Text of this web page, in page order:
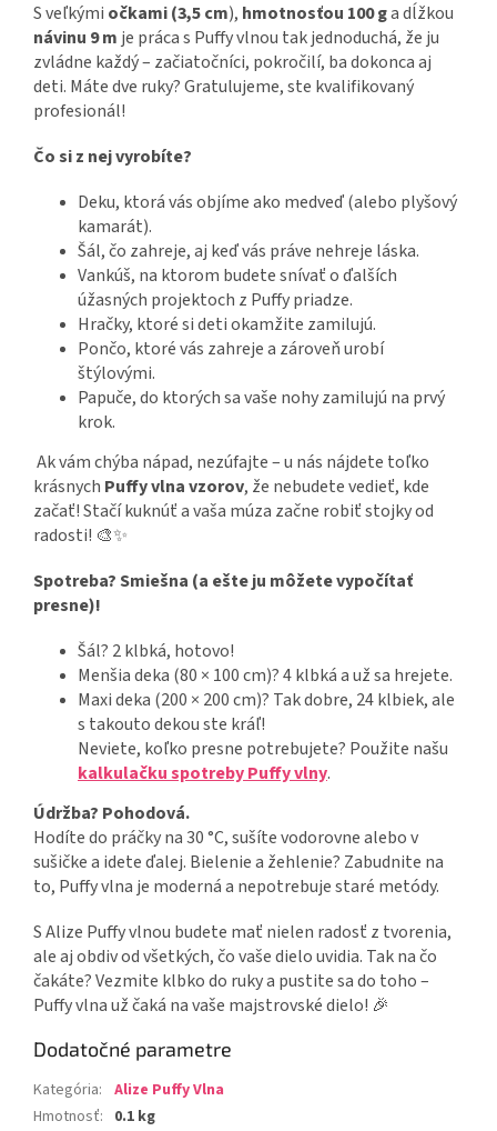
S veľkými očkami (3,5 cm), hmotnosťou 100 ga dĺžkou
návinu 9 mje práca s Puffy vlnou tak jednoduchá, že ju
zvládne každý – začiatočníci, pokročilí, ba dokonca aj
deti. Máte dve ruky? Gratulujeme, ste kvalifikovaný
profesionál!
Čo si z nej vyrobíte?
Deku, ktorá vás objíme ako medveď (alebo plyšový
kamarát).
Šál, čo zahreje, aj keď vás práve nehreje láska.
Vankúš, na ktorom budete snívať o ďalších
úžasných projektoch z Puffy priadze.
Hračky, ktoré si deti okamžite zamilujú.
Pončo, ktoré vás zahreje a zároveň urobí
štýlovými.
Papuče, do ktorých sa vaše nohy zamilujú na prvý
krok.
Ak vám chýba nápad, nezúfajte – u nás nájdete toľko
krásnych Puffy vlna vzorov, že nebudete vedieť, kde
začať! Stačí kuknúť a vaša múza začne robiť stojky od
radosti! 🎨✨
Spotreba? Smiešna (a ešte ju môžete vypočítať
presne)!
Šál? 2 klbká, hotovo!
Menšia deka (80 × 100 cm)? 4 klbká a už sa hrejete.
Maxi deka (200 × 200 cm)? Tak dobre, 24 klbiek, ale
s takouto dekou ste kráľ!
Neviete, koľko presne potrebujete? Použite našu
kalkulačku spotreby Puffy vlny.
Údržba? Pohodová.
Hodíte do práčky na 30 °C, sušíte vodorovne alebo v
sušičke a idete ďalej. Bielenie a žehlenie? Zabudnite na
to, Puffy vlna je moderná a nepotrebuje staré metódy.
S Alize Puffy vlnou budete mať nielen radosť z tvorenia,
ale aj obdiv od všetkých, čo vaše dielo uvidia. Tak na čo
čakáte? Vezmite klbko do ruky a pustite sa do toho –
Puffy vlna už čaká na vaše majstrovské dielo! 🎉
Dodatočné parametre
Kategória: Alize Puffy Vlna
Hmotnosť: 0.1 kg